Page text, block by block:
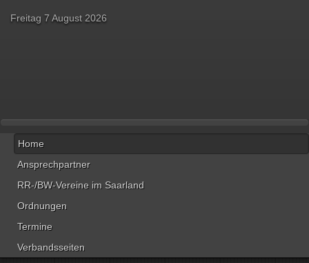
Freitag 7 August 2026
Home
Ansprechpartner
RR-/BW-Vereine im Saarland
Ordnungen
Termine
Verbandsseiten